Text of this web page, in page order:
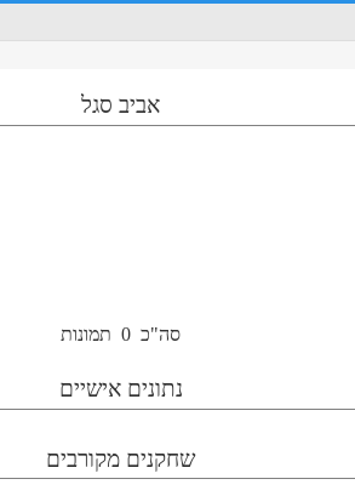
אביב סגל
סה"כ 0 תמונות
נתונים אישיים
שחקנים מקורבים